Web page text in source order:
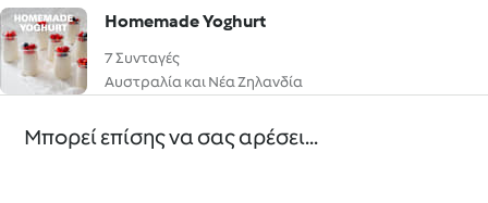
Homemade Yoghurt
7 Συνταγές
Αυστραλία και Νέα Ζηλανδία
Μπορεί επίσης να σας αρέσει...